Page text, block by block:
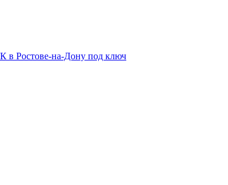
в Ростове-на-Дону под ключ